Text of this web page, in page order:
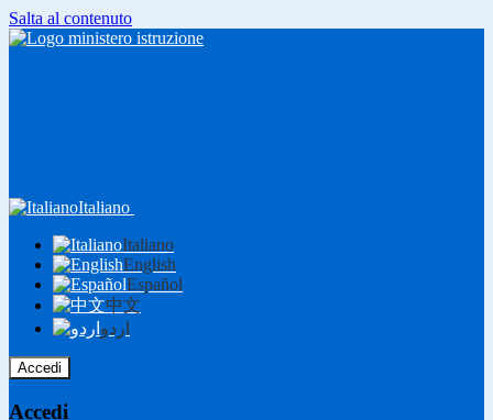
Salta al contenuto
Italiano
Italiano
English
Español
中文
اردو
Accedi
Accedi